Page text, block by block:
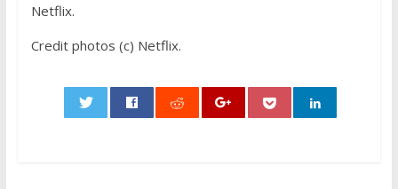
Netflix.
Credit photos (c) Netflix.